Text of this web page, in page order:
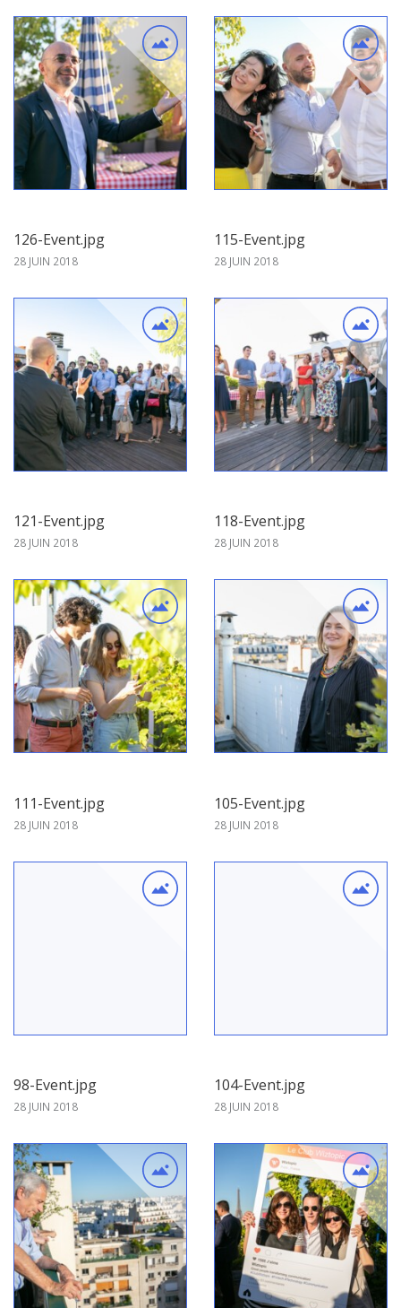
126-Event.jpg
28 JUIN 2018
115-Event.jpg
28 JUIN 2018
121-Event.jpg
28 JUIN 2018
118-Event.jpg
28 JUIN 2018
111-Event.jpg
28 JUIN 2018
105-Event.jpg
28 JUIN 2018
98-Event.jpg
28 JUIN 2018
104-Event.jpg
28 JUIN 2018